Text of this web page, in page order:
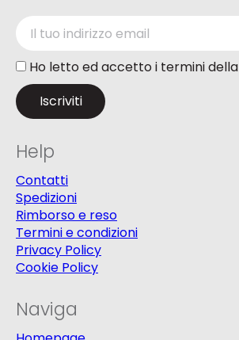
Ho letto ed accetto i termini della
Help
Contatti
Spedizioni
Rimborso e reso
Termini e condizioni
Privacy Policy
Cookie Policy
Naviga